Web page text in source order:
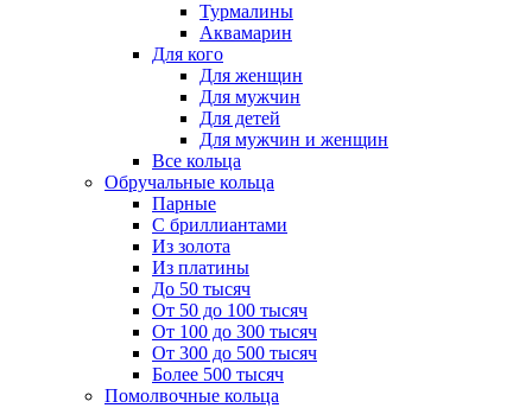
Турмалины
Аквамарин
Для кого
Для женщин
Для мужчин
Для детей
Для мужчин и женщин
Все кольца
Обручальные кольца
Парные
С бриллиантами
Из золота
Из платины
До 50 тысяч
От 50 до 100 тысяч
От 100 до 300 тысяч
От 300 до 500 тысяч
Более 500 тысяч
Помолвочные кольца